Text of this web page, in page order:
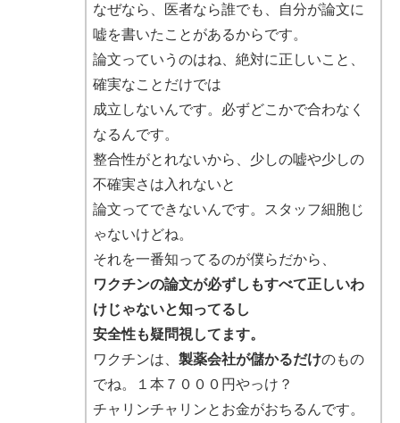
なぜなら、医者なら誰でも、自分が論文に
嘘を書いたことがあるからです。
論文っていうのはね、絶対に正しいこと、
確実なことだけでは
成立しないんです。必ずどこかで合わなく
なるんです。
整合性がとれないから、少しの嘘や少しの
不確実さは入れないと
論文ってできないんです。スタッフ細胞じ
ゃないけどね。
それを一番知ってるのが僕らだから、
ワクチンの論文が必ずしもすべて正しいわ
けじゃないと知ってるし
安全性も疑問視してます。
ワクチンは、製薬会社が儲かるだけのもの
でね。１本７０００円やっけ？
チャリンチャリンとお金がおちるんです。